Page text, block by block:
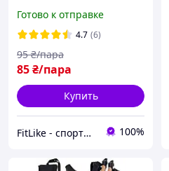
(треккинговых палок)
Готово к отправке
4.7 (6)
85₴/пара
95 ₴/пара
Купить
FitLike - спортивний інтернет-магазин 100%